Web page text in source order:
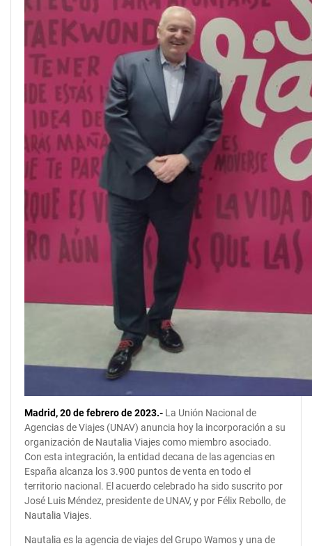
Madrid, 20 de febrero de 2023.- La Unión Nacional de
Agencias de Viajes (UNAV) anuncia hoy la incorporación a su
organización de Nautalia Viajes como miembro asociado.
Con esta integración, la entidad decana de las agencias en
España alcanza los 3.900 puntos de venta en todo el
territorio nacional. El acuerdo celebrado ha sido suscrito por
José Luis Méndez, presidente de UNAV, y por Félix Rebollo, de
Nautalia Viajes.
Nautalia es la agencia de viajes del Grupo Wamos y una de